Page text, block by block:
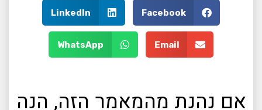
Facebook
LinkedIn
Email
WhatsApp
אם נהנת מהמאמר הזה, הנה